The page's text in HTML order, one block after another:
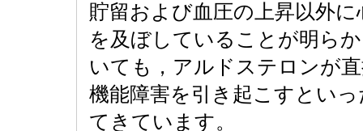
貯留および血圧の上昇以外
を及ぼしていることが明ら
いても，アルドステロンが
機能障害を引き起こすとい
てきています。